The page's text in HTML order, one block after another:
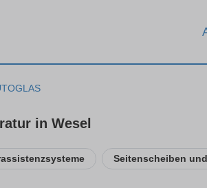
in Wesel
Seitenscheiben